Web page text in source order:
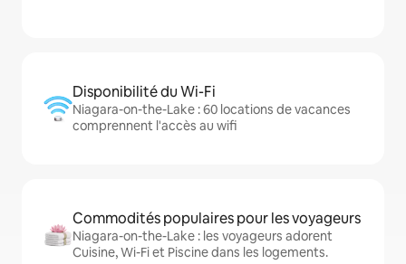
Disponibilité du Wi-Fi
Niagara-on-the-Lake : 60 locations de vacances
comprennent l'accès au wifi
Commodités populaires pour les voyageurs
Niagara-on-the-Lake : les voyageurs adorent
Cuisine, Wi-Fi et Piscine dans les logements.